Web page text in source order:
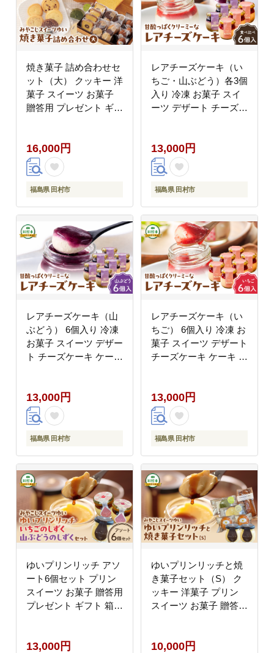
焼き菓子 詰め合わせセ
ット（大） クッキー 洋
菓子 スイーツ お菓子
贈答用 プレゼント ギフ
し お土産 手土産 田村
市 福島県 みやこじスイ
ーツゆい
16,000円
福島県 田村市
レアチーズケーキ（い
ちご・山ぶどう）各3個
入り 冷凍 お菓子 スイ
ーツ デザート チーズケ
レゼント 母の日 父の日
お祝い お返し お土産
手土産 田村市 福島県
みやこじスイーツゆい
13,000円
福島県 田村市
レアチーズケーキ（山
ぶどう） 6個入り 冷凍
お菓子 スイーツ デザー
ト チーズケーキ ケーキ
日 父の日 お祝い お返
し お土産 手土産 田村
市 福島県 みやこじスイ
ーツゆい
13,000円
福島県 田村市
レアチーズケーキ（い
ちご） 6個入り 冷凍 お
菓子 スイーツ デザート
チーズケーキ ケーキ お
父の日 お祝い お返し
お土産 手土産 田村市
福島県 みやこじスイー
ツゆい
13,000円
福島県 田村市
ゆいプリンリッチ アソ
ート6個セット プリン
スイーツ お菓子 贈答用
プレゼント ギフト 箱入
産 手土産 田村市 福島
13,000円
ゆいプリンリッチと焼
き菓子セット（S） ク
ッキー 洋菓子 プリン
スイーツ お菓子 贈答用
日 お祝い お返し お土
10,000円